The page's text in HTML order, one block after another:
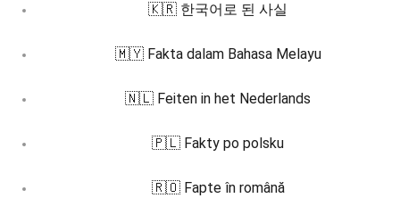
🇰🇷 한국어로 된 사실
🇲🇾 Fakta dalam Bahasa Melayu
🇳🇱 Feiten in het Nederlands
🇵🇱 Fakty po polsku
🇷🇴 Fapte în română